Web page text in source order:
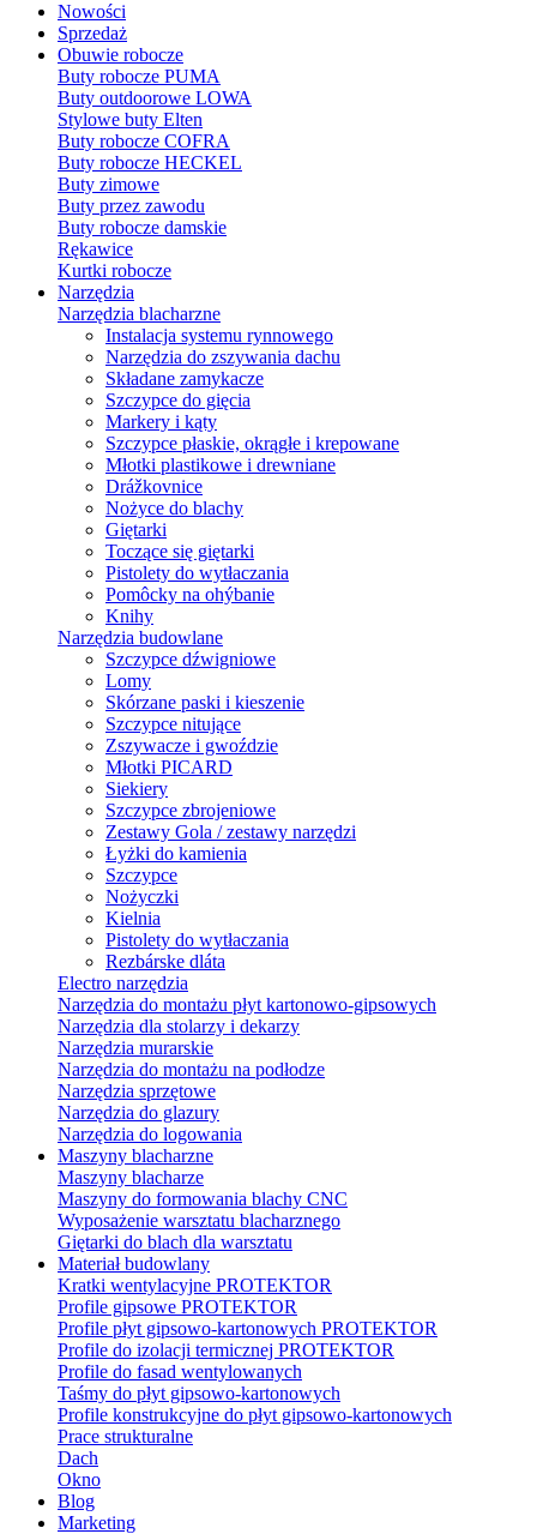
Nowości
Sprzedaż
Obuwie robocze
Buty robocze PUMA
Buty outdoorowe LOWA
Stylowe buty Elten
Buty robocze COFRA
Buty robocze HECKEL
Buty zimowe
Buty przez zawodu
Buty robocze damskie
Rękawice
Kurtki robocze
Narzędzia
Narzędzia blacharzne
Instalacja systemu rynnowego
Narzędzia do zszywania dachu
Składane zamykacze
Szczypce do gięcia
Markery i kąty
Szczypce płaskie, okrągłe i krepowane
Młotki plastikowe i drewniane
Drážkovnice
Nożyce do blachy
Giętarki
Toczące się giętarki
Pistolety do wytłaczania
Pomôcky na ohýbanie
Knihy
Narzędzia budowlane
Szczypce dźwigniowe
Lomy
Skórzane paski i kieszenie
Szczypce nitujące
Zszywacze i gwoździe
Młotki PICARD
Siekiery
Szczypce zbrojeniowe
Zestawy Gola / zestawy narzędzi
Łyżki do kamienia
Szczypce
Nożyczki
Kielnia
Pistolety do wytłaczania
Rezbárske dláta
Electro narzędzia
Narzędzia do montażu płyt kartonowo-gipsowych
Narzędzia dla stolarzy i dekarzy
Narzędzia murarskie
Narzędzia do montażu na podłodze
Narzędzia sprzętowe
Narzędzia do glazury
Narzędzia do logowania
Maszyny blacharzne
Maszyny blacharze
Maszyny do formowania blachy CNC
Wyposażenie warsztatu blacharznego
Giętarki do blach dla warsztatu
Materiał budowlany
Kratki wentylacyjne PROTEKTOR
Profile gipsowe PROTEKTOR
Profile płyt gipsowo-kartonowych PROTEKTOR
Profile do izolacji termicznej PROTEKTOR
Profile do fasad wentylowanych
Taśmy do płyt gipsowo-kartonowych
Profile konstrukcyjne do płyt gipsowo-kartonowych
Prace strukturalne
Dach
Okno
Blog
Marketing